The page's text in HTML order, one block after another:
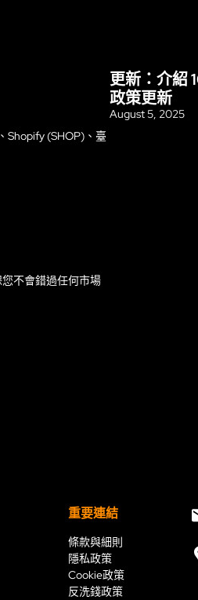
Shopify (SHOP)、臺
不會錯過任何市場
更新
更新：介紹
政策更新
August 5, 2025
重要連結
條款與細則
隱私政策
Cookie政策
反洗錢政策